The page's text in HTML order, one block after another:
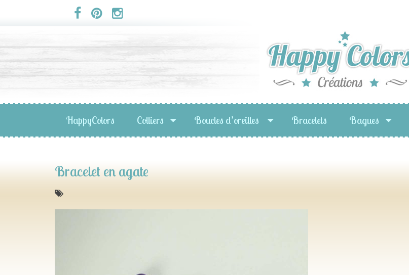
HappyColors Colliers Boucles d’oreilles Bracelets Bagues
Bracelet en agate
Panneau de gestion des cookies